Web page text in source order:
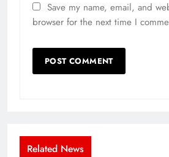
Save my name, email, and
browser for the next time I
Related News